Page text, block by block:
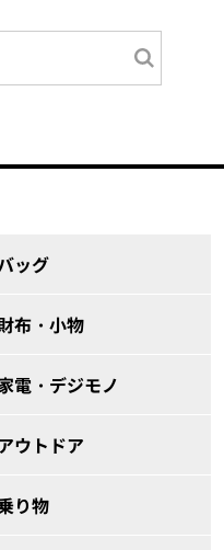
ッグ
布・小物
電・デジモノ
ウトドア
り物